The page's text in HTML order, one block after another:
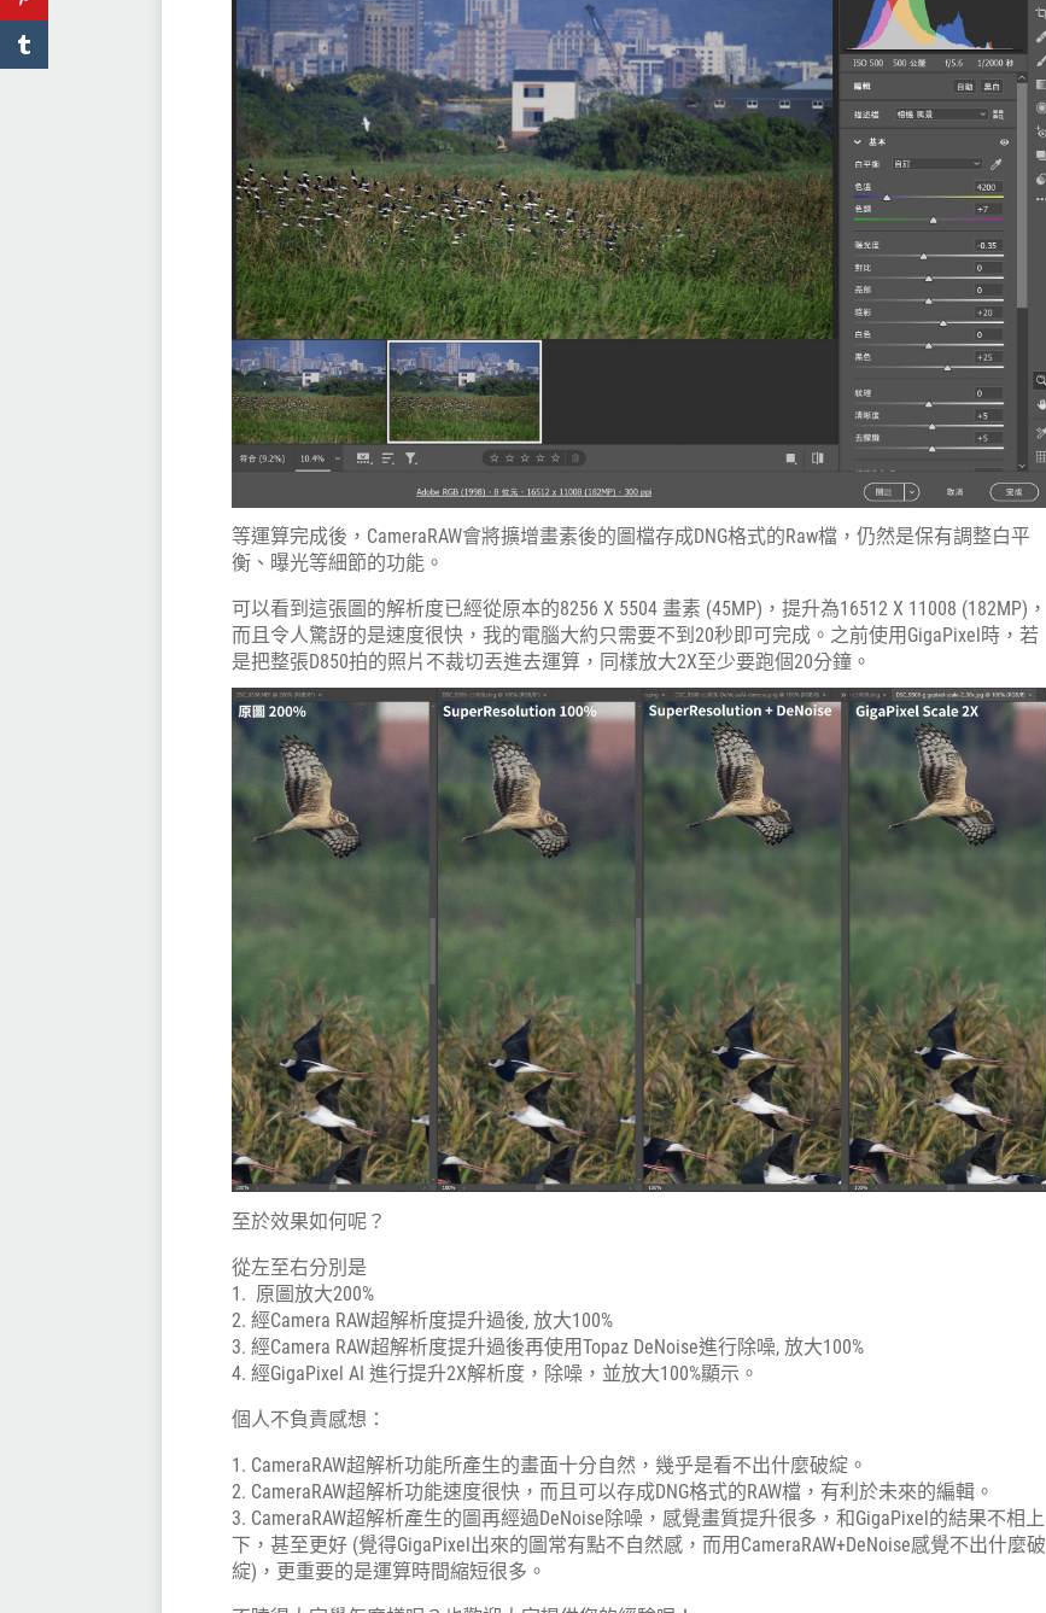
等運算完成後，CameraRAW會將擴增畫素後的圖檔存成DNG格式的Raw檔，仍然是保有調整白平
衡、曝光等細節的功能。
可以看到這張圖的解析度已經從原本的8256 X 5504 畫素 (45MP)，提升為16512 X 11008 (182MP)，
而且令人驚訝的是速度很快，我的電腦大約只需要不到20秒即可完成。之前使用GigaPixel時，若
是把整張D850拍的照片不裁切丟進去運算，同樣放大2X至少要跑個20分鐘。
至於效果如何呢？
從左至右分別是
1. 原圖放大200%
2. 經Camera RAW超解析度提升過後, 放大100%
3. 經Camera RAW超解析度提升過後再使用Topaz DeNoise進行除噪, 放大100%
4. 經GigaPixel AI 進行提升2X解析度，除噪，並放大100%顯示。
個人不負責感想：
1. CameraRAW超解析功能所產生的畫面十分自然，幾乎是看不出什麼破綻。
2. CameraRAW超解析功能速度很快，而且可以存成DNG格式的RAW檔，有利於未來的編輯。
3. CameraRAW超解析產生的圖再經過DeNoise除噪，感覺畫質提升很多，和GigaPixel的結果不相上
下，甚至更好 (覺得GigaPixel出來的圖常有點不自然感，而用CameraRAW+DeNoise感覺不出什麼破
綻)，更重要的是運算時間縮短很多。